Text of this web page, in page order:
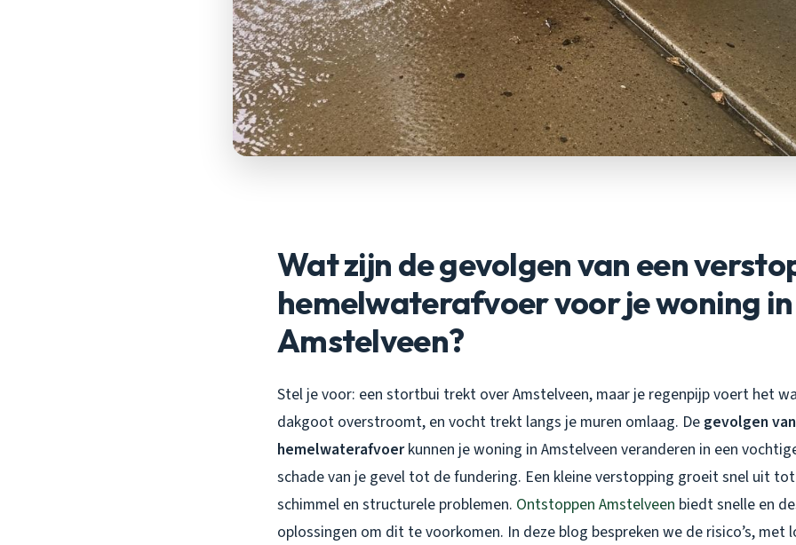
Wat zijn de gevolgen van een
hemelwaterafvoer voor je woning in
Amstelveen?
Stel je voor: een stortbui trekt over Amstelveen, maar je regenpijp voert het
dakgoot overstroomt, en vocht trekt langs je muren omlaag. De gevolgen
hemelwaterafvoerkunnen je woning in Amstelveen veranderen in een
schade van je gevel tot de fundering. Een kleine verstopping groeit snel uit
schimmel en structurele problemen. Ontstoppen Amstelveen biedt snelle en
oplossingen om dit te voorkomen. In deze blog bespreken we de risico’s, met